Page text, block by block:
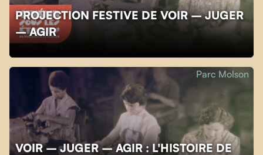
PROJECTION FESTIVE DE VOIR – JUGER
– AGIR
VOIR – JUGER – AGIR : L'HISTOIRE DE
Parc Molson